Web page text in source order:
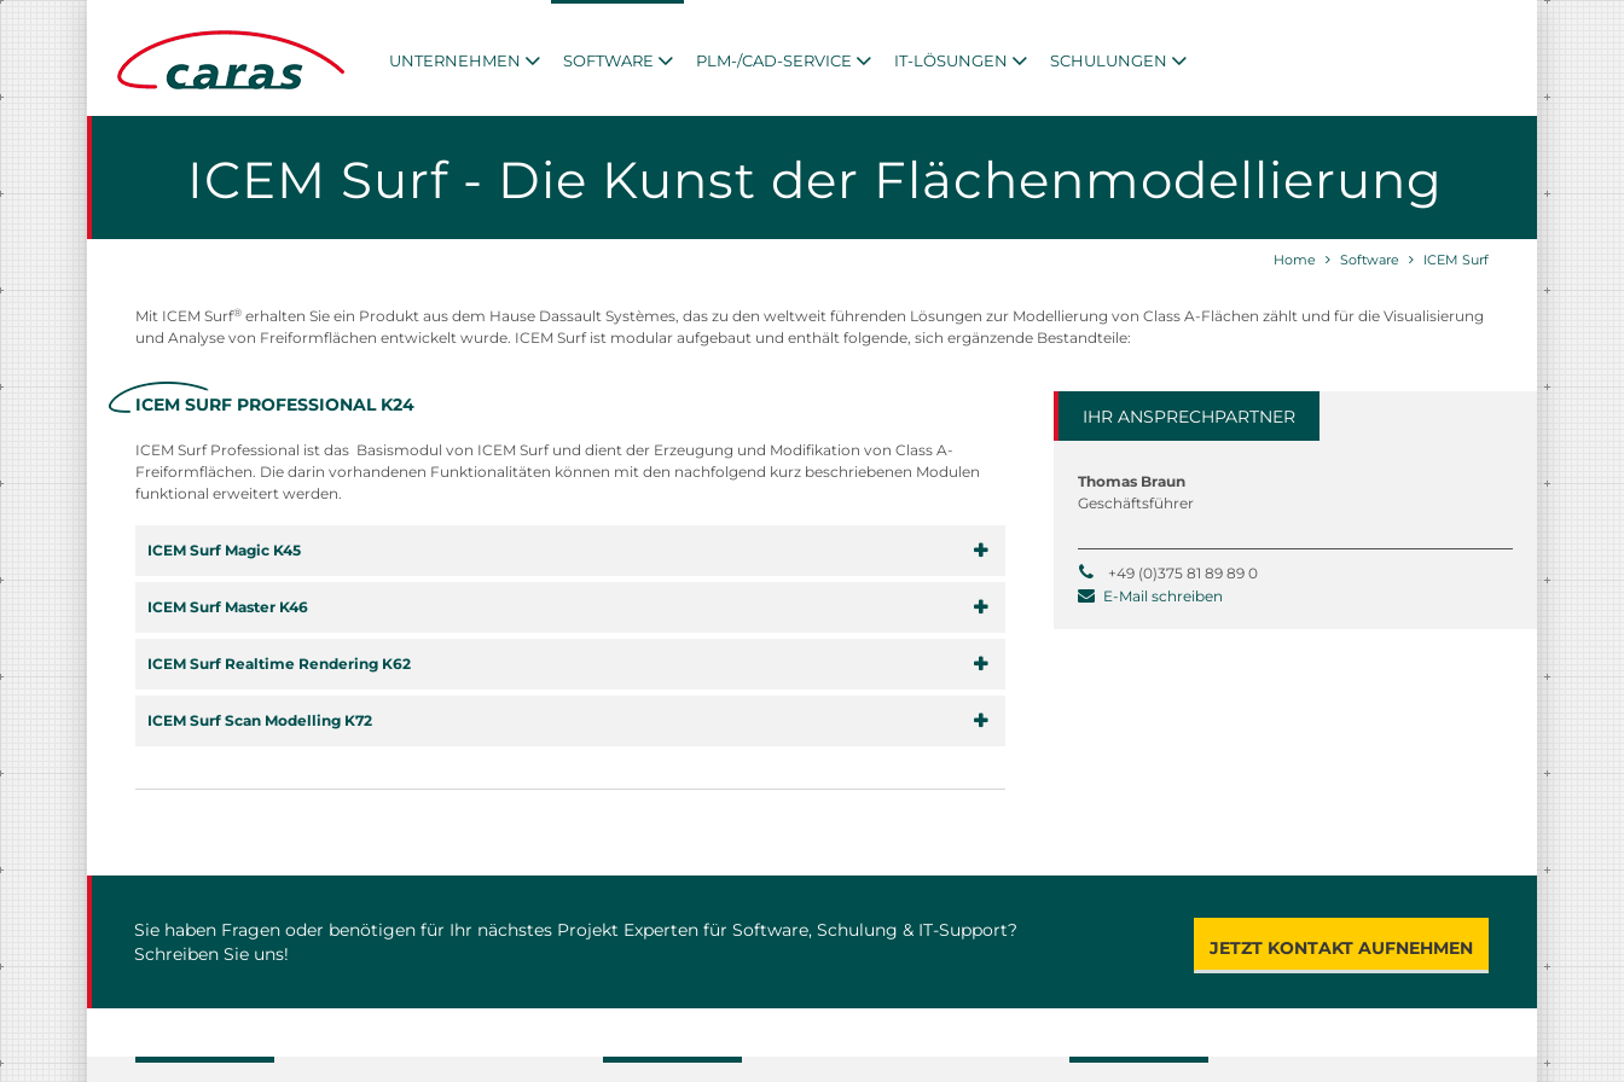
UNTERNEHMEN SOFTWARE PLM-/CAD-SERVICE IT-LÖSUNGEN SCHULUNGEN
ICEM Surf - Die Kunst der Flächenmodellierung
Home Software ICEM Surf
Mit ICEM Surf® erhalten Sie ein Produkt aus dem Hause Dassault Systèmes, das zu den weltweit führenden Lösungen zur Modellierung von Class A-Flächen zählt und für die Visualisierung
und Analyse von Freiformflächen entwickelt wurde. ICEM Surf ist modular aufgebaut und enthält folgende, sich ergänzende Bestandteile:
ICEM SURF PROFESSIONAL K24
ICEM Surf Professional ist das Basismodul von ICEM Surf und dient der Erzeugung und Modifikation von Class A-
Freiformflächen. Die darin vorhandenen Funktionalitäten können mit den nachfolgend kurz beschriebenen Modulen
funktional erweitert werden.
ICEM Surf Magic K45
ICEM Surf Master K46
ICEM Surf Realtime Rendering K62
ICEM Surf Scan Modelling K72
IHR ANSPRECHPARTNER
Thomas Braun
Geschäftsführer
+49 (0)375 81 89 89 0
E-Mail schreiben
Sie haben Fragen oder benötigen für Ihr nächstes Projekt Experten für Software, Schulung & IT-Support?
Schreiben Sie uns!
JETZT KONTAKT AUFNEHMEN